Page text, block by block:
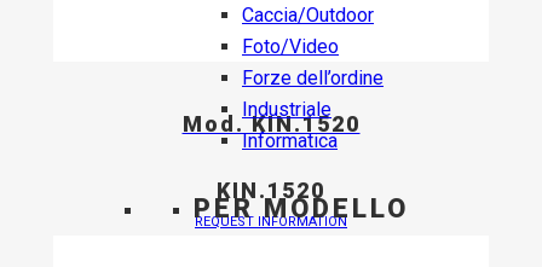
Caccia/Outdoor
Foto/Video
Forze dell’ordine
Industriale
Informatica
PER MODELLO
Mod. KIN.1520
KIN.1520
REQUEST INFORMATION